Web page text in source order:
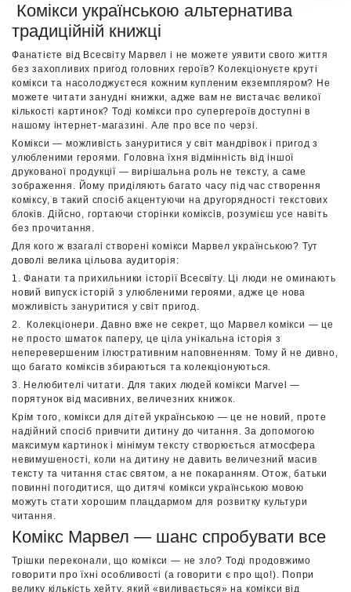
Комікси українською альтернатива
традиційній книжці
Фанатієте від Всесвіту Марвел і не можете уявити свого життя
без захопливих пригод головних героїв? Колекціонуєте круті
комікси та насолоджуєтеся кожним купленим екземпляром? Не
можете читати занудні книжки, адже вам не вистачає великої
кількості картинок? Тоді комікси про супергероїв доступні в
нашому інтернет-магазині. Але про все по черзі.
Комікси — можливість зануритися у світ мандрівок і пригод з
улюбленими героями. Головна їхня відмінність від іншої
друкованої продукції — вирішальна роль не тексту, а саме
зображення. Йому приділяють багато часу під час створення
коміксу, в такий спосіб акцентуючи на другорядності текстових
блоків. Дійсно, гортаючи сторінки коміксів, розумієш усе навіть
без прочитання.
Для кого ж взагалі створені комікси Марвел українською? Тут
доволі велика цільова аудиторія:
1. Фанати та прихильники історії Всесвіту. Ці люди не оминають
новий випуск історій з улюбленими героями, адже це нова
можливість зануритися у світ пригод.
2. Колекціонери. Давно вже не секрет, що Марвел комікси — це
не просто шматок паперу, це ціла унікальна історія з
неперевершеним ілюстративним наповненням. Тому й не дивно,
що багато коміксів збираються та колекціонуються.
3. Нелюбителі читати. Для таких людей комікси Мarvel —
порятунок від масивних, величезних книжок.
Крім того, комікси для дітей українською — це не новий, проте
надійний спосіб привчити дитину до читання. За допомогою
максимум картинок і мінімум тексту створюється атмосфера
невимушеності, коли на дитину не давить величезний масив
тексту та читання стає святом, а не покаранням. Отож, батьки
повинні погодитися, що дитячі комікси українською мовою
можуть стати хорошим плацдармом для розвитку культури
читання.
Комікс Марвел — шанс спробувати все
Трішки переконали, що комікси — не зло? Тоді продовжимо
говорити про їхні особливості (а говорити є про що!). Попри
велику кількість хейту, який «виливається» на комікси від